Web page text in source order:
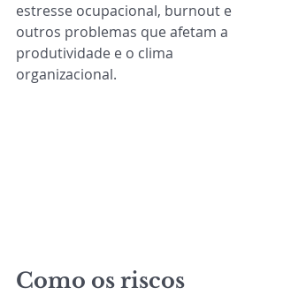
estresse ocupacional, burnout e
outros problemas que afetam a
produtividade e o clima
organizacional.
Como os riscos